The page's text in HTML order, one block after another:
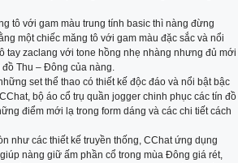
tô với gam màu trung tính basic thì nàng đừng
một chiếc măng tô với gam màu đặc sắc và nổi
tay zaclang với tone hồng nhẹ nhàng nhưng đủ mới
đồ Thu – Đông của nàng.
set thể thao có thiết kế độc đáo và nổi bật bậc
bộ áo cổ trụ quần jogger chinh phục các tín đồ
điểm mới lạ trong form dáng và các chi tiết cách
như các thiết kế truyền thống, CChat ứng dụng
nàng giữ ấm phần cổ trong mùa Đông giá rét,